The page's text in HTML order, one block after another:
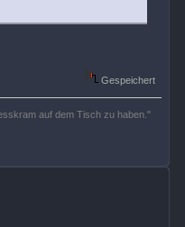
Gespeichert
auf dem Tisch zu haben."